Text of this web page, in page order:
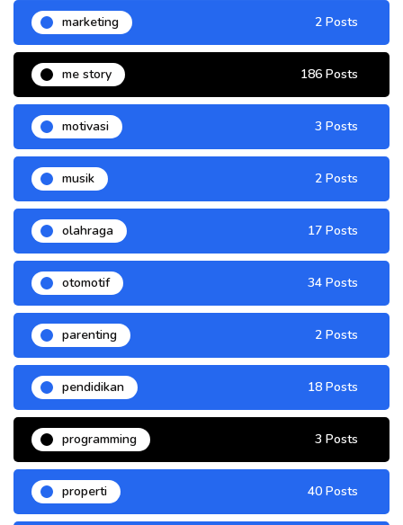
marketing 2 Posts
me story 186 Posts
motivasi 3 Posts
musik 2 Posts
olahraga 17 Posts
otomotif 34 Posts
parenting 2 Posts
pendidikan 18 Posts
programming 3 Posts
properti 40 Posts